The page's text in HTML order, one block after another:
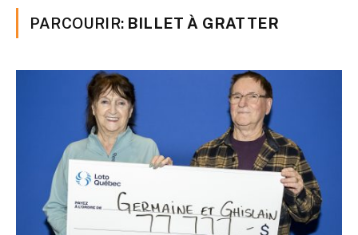
PARCOURIR: BILLET À GRATTER